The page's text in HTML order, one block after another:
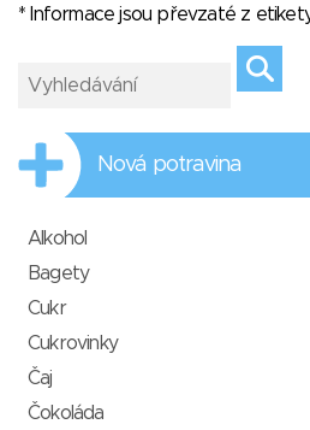
* Informace jsou převzaté z
Nová potravina
Alkohol
Bagety
Cukr
Cukrovinky
Čaj
Čokoláda